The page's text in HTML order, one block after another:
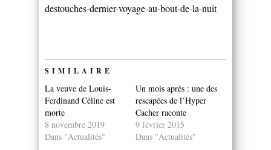
destouches-dernier-voyage-au-bout-de-la-nuit
SIMILAIRE
La veuve de Louis-
Ferdinand Céline est
morte
8 novembre 2019
Dans "Actualités"
Un mois après : une des
rescapées de l’Hyper
Cacher raconte
9 février 2015
Dans "Actualités"